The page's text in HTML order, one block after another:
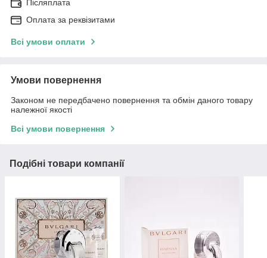
Післяплата
Оплата за реквізитами
Всі умови оплати
Умови повернення
Законом не передбачено повернення та обмін даного товару
належної якості
Всі умови повернення
Подібні товари компанії